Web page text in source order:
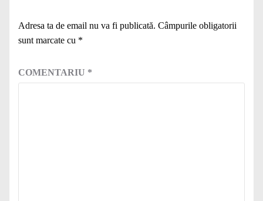
Adresa ta de email nu va fi publicată. Câmpurile obligatorii
sunt marcate cu *
COMENTARIU *